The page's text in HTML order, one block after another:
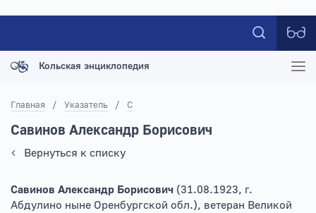
Кольская энциклопедия
Главная / Указатель / С
Савинов Александр Борисович
Вернуться к списку
Савинов Александр Борисович (31.08.1923, г.
Абдулино ныне Оренбургской обл.), ветеран Великой